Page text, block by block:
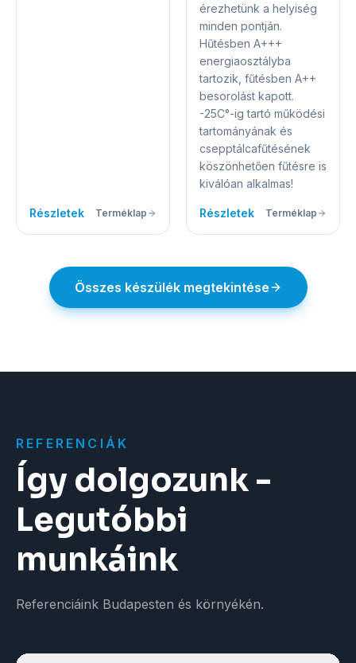
Részletek Terméklap
érezhetünk a helyiség
minden pontján.
Hűtésben A+++
energiaosztályba
tartozik, fűtésben A++
besorolást kapott.
-25C°-ig tartó működési
tartományának és
csepptálcafűtésének
köszönhetően fűtésre is
kiválóan alkalmas!
Részletek Terméklap
Összes készülék megtekintése
REFERENCIÁK
Így dolgozunk -
Legutóbbi
munkáink
Referenciáink Budapesten és környékén.